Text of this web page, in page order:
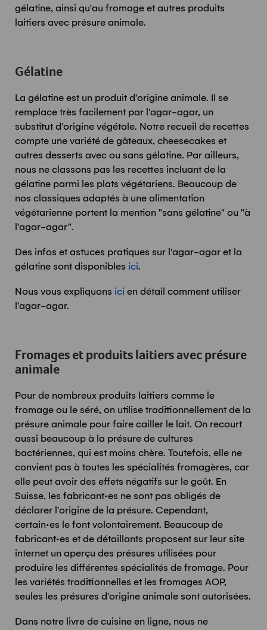
gélatine, ainsi qu'au fromage et autres produits
laitiers avec présure animale.
Gélatine
La gélatine est un produit d'origine animale. Il se
remplace très facilement par l'agar-agar, un
substitut d'origine végétale. Notre recueil de recettes
compte une variété de gâteaux, cheesecakes et
autres desserts avec ou sans gélatine. Par ailleurs,
nous ne classons pas les recettes incluant de la
gélatine parmi les plats végétariens. Beaucoup de
nos classiques adaptés à une alimentation
végétarienne portent la mention "sans gélatine" ou "à
l'agar-agar".
Des infos et astuces pratiques sur l'agar-agar et la
gélatine sont disponibles ici.
Nous vous expliquons ici en détail comment utiliser
l'agar-agar.
Fromages et produits laitiers avec présure
animale
Pour de nombreux produits laitiers comme le
fromage ou le séré, on utilise traditionnellement de la
présure animale pour faire cailler le lait. On recourt
aussi beaucoup à la présure de cultures
bactériennes, qui est moins chère. Toutefois, elle ne
convient pas à toutes les spécialités fromagères, car
elle peut avoir des effets négatifs sur le goût. En
Suisse, les fabricant·es ne sont pas obligés de
déclarer l'origine de la présure. Cependant,
certain·es le font volontairement. Beaucoup de
fabricant·es et de détaillants proposent sur leur site
internet un aperçu des présures utilisées pour
produire les différentes spécialités de fromage. Pour
les variétés traditionnelles et les fromages AOP,
seules les présures d'origine animale sont autorisées.
Dans notre livre de cuisine en ligne, nous ne